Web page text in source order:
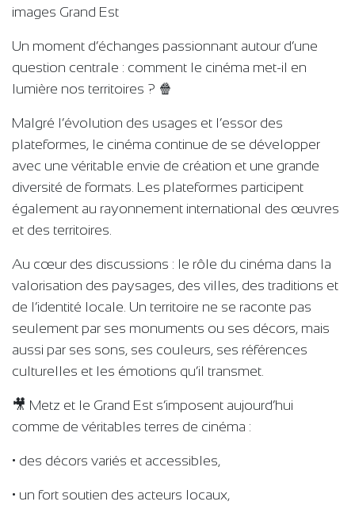
images Grand Est
Un moment d’échanges passionnant autour d’une
question centrale : comment le cinéma met-il en
lumière nos territoires ? 🍿
Malgré l’évolution des usages et l’essor des
plateformes, le cinéma continue de se développer
avec une véritable envie de création et une grande
diversité de formats. Les plateformes participent
également au rayonnement international des œuvres
et des territoires.
Au cœur des discussions : le rôle du cinéma dans la
valorisation des paysages, des villes, des traditions et
de l’identité locale. Un territoire ne se raconte pas
seulement par ses monuments ou ses décors, mais
aussi par ses sons, ses couleurs, ses références
culturelles et les émotions qu’il transmet.
🎥 Metz et le Grand Est s’imposent aujourd’hui
comme de véritables terres de cinéma :
• des décors variés et accessibles,
• un fort soutien des acteurs locaux,